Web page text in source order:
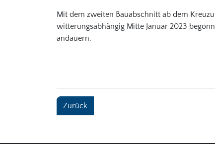
Mit dem zweiten Bauabschnitt ab dem
witterungsabhängig Mitte Januar 2023
andauern.
Zurück